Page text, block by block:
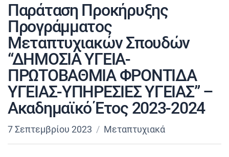
Παράταση Προκήρυξης
Προγράμματος
Μεταπτυχιακών Σπουδών
“ΔΗΜΟΣΙΑ ΥΓΕΙΑ-
ΠΡΩΤΟΒΑΘΜΙΑ ΦΡΟΝΤΙΔΑ
ΥΓΕΙΑΣ-ΥΠΗΡΕΣΙΕΣ ΥΓΕΙΑΣ” –
Ακαδημαϊκό Έτος 2023-2024
7 Σεπτεμβρίου 2023 Μεταπτυχιακά